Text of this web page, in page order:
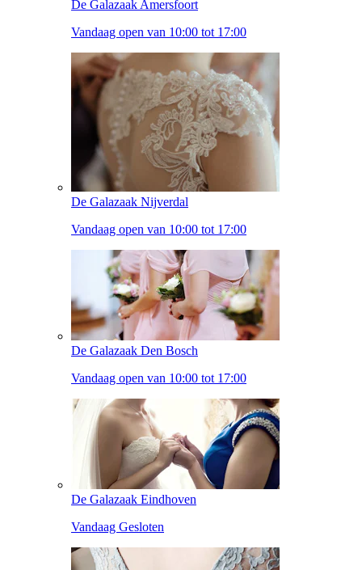
De Galazaak Amersfoort
Vandaag open van 10:00 tot 17:00
De Galazaak Nijverdal
Vandaag open van 10:00 tot 17:00
De Galazaak Den Bosch
Vandaag open van 10:00 tot 17:00
De Galazaak Eindhoven
Vandaag Gesloten